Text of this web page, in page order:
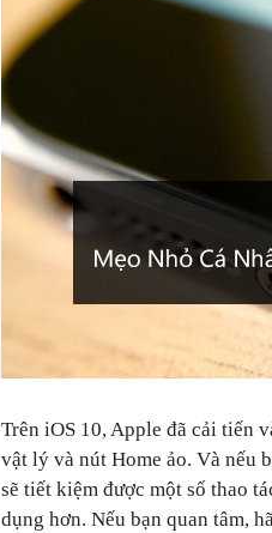
Trên iOS 10, Apple đã cải tiến
vật lý và nút Home ảo. Và nếu
sẽ tiết kiệm được một số thao
dụng hơn. Nếu bạn quan tâm,